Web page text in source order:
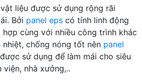
liệu được sử dụng rộng rãi
Bởi panel eps có tính linh động
cùng với nhiều công trình khác
nhiệt, chống nóng tốt nên panel
sử dụng để làm mái cho siêu
nhà xưởng,..